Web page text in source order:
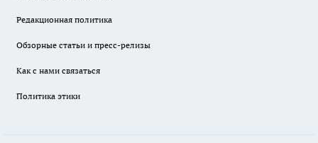
Редакционная политика
Обзорные статьи и пресс-релизы
Как с нами связаться
Политика этики